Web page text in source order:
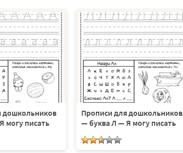
дошкольников
могу писать
Прописи для дошкольников
— буква Л — Я могу писать